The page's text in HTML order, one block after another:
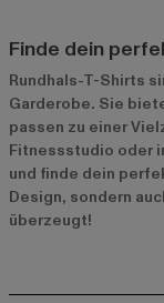
Finde dein
Rundhals-T-Shirts
Garderobe. Sie
passen zu einer
Fitnessstudio oder
und finde dein
Design, sondern
überzeugt!